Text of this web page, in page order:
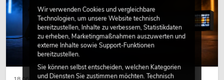
Wir verwenden Cookies und vergleichbare
Technologien, um unsere Website technisch
bereitzustellen, Inhalte zu verbessern, Statistikdaten
zu erheben, Marketingmaßnahmen auszuwerten und
externe Inhalte sowie Support-Funktionen
bereitzustellen.
Sie können selbst entscheiden, welchen Kategorien
und Diensten Sie zustimmen möchten. Technisch